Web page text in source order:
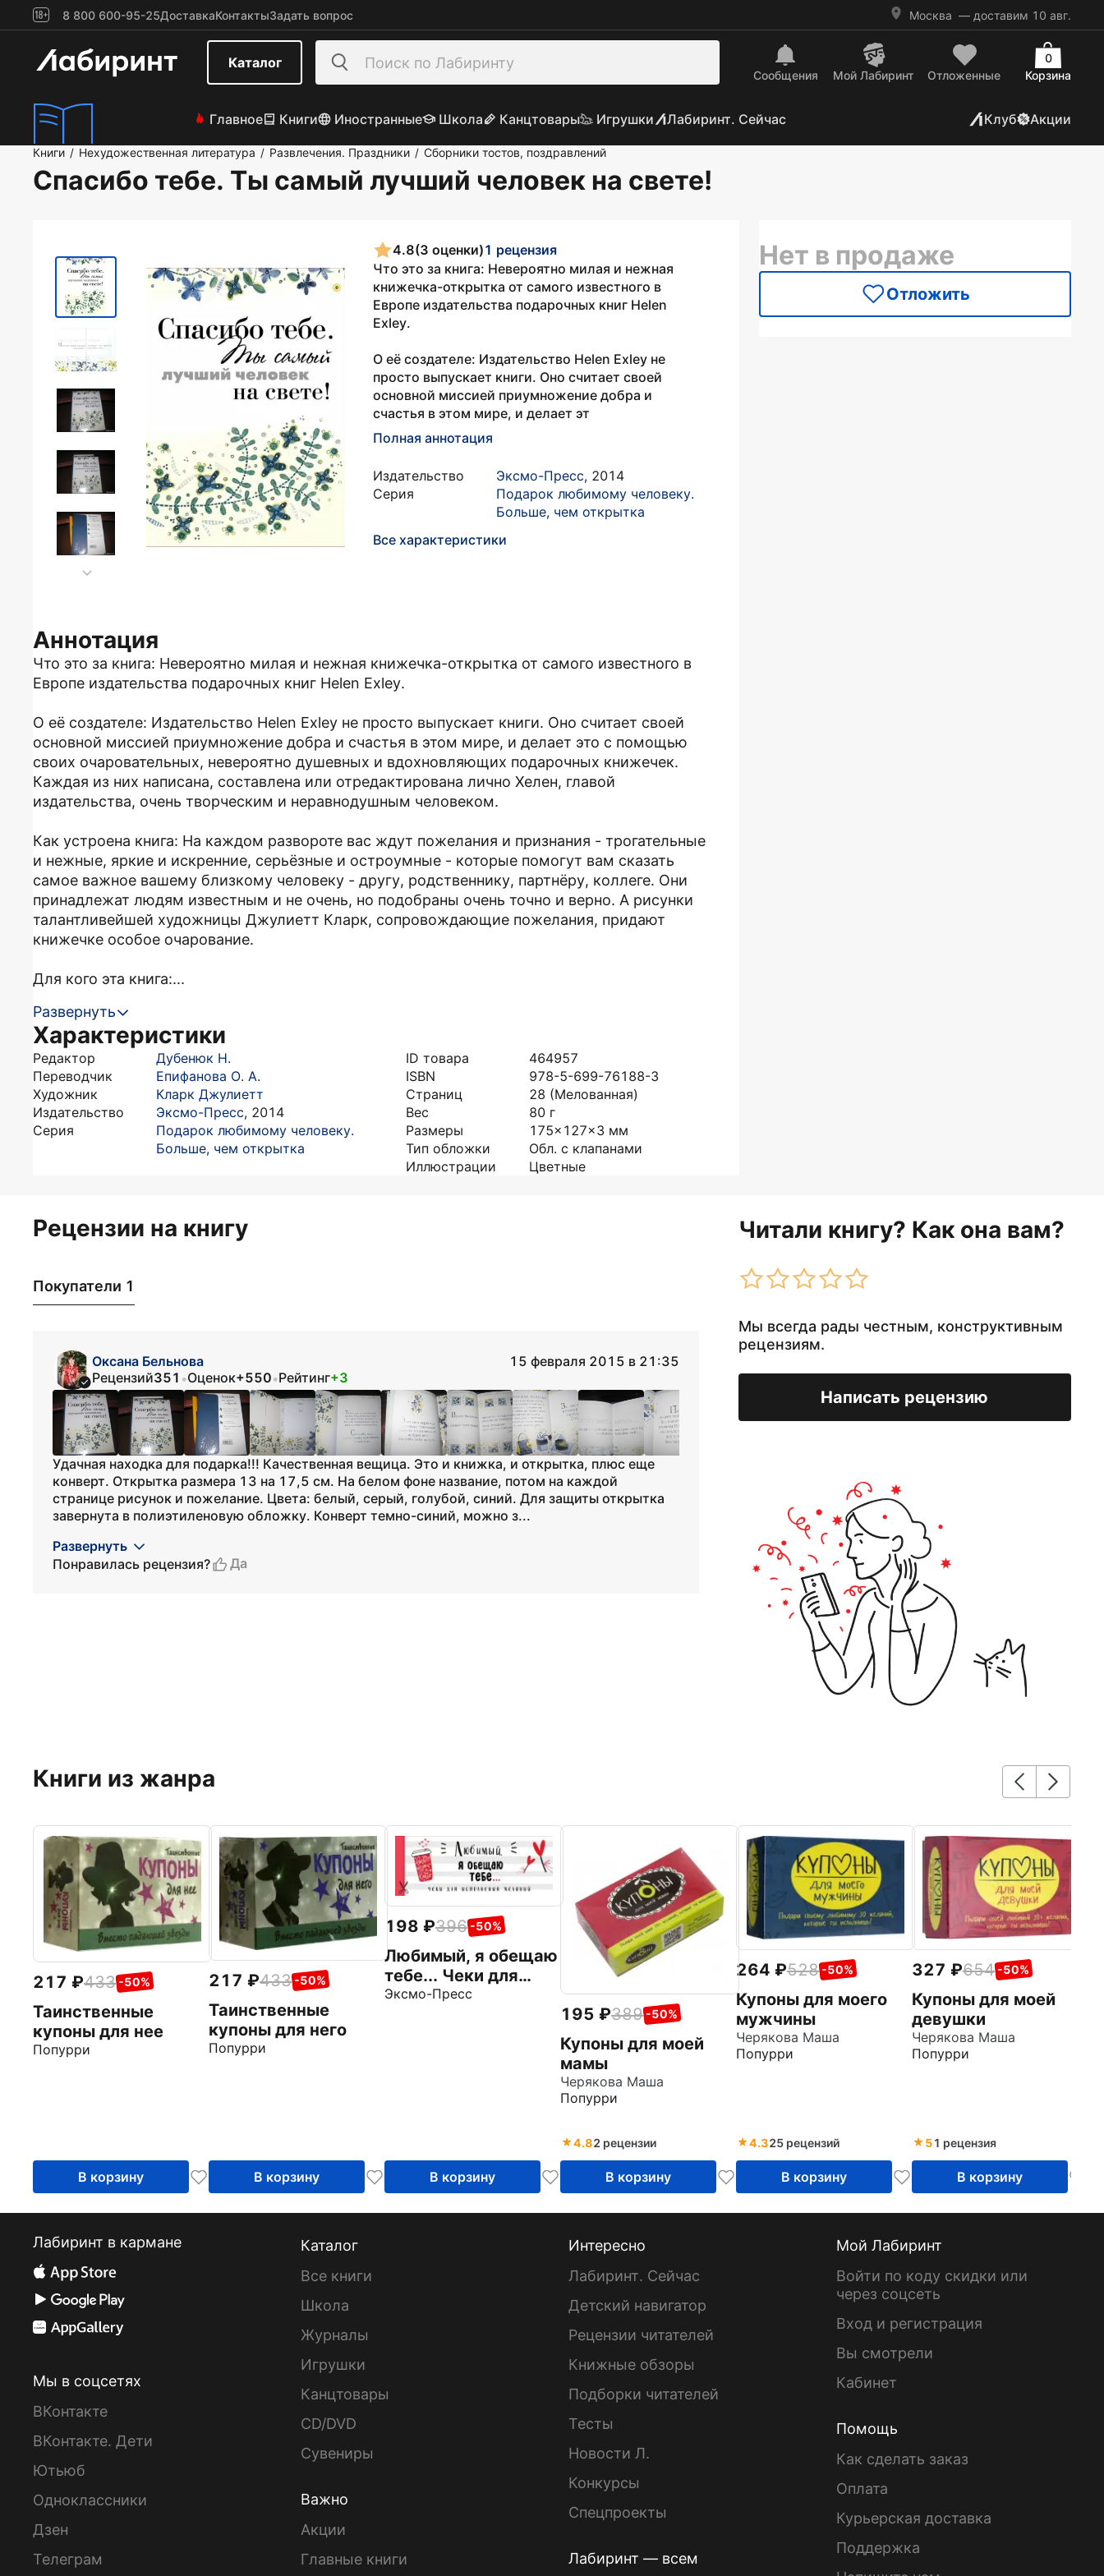
8 800 600-95-25ДоставкаКонтактыЗадать вопрос Москва — доставим 10 авг.
Каталог
Сообщения Mой Лабиринт Отложенные Корзина
0
Главное Книги Иностранные Школа Канцтовары Игрушки Лабиринт. Сейчас Клуб Акции
Книги / Нехудожественная литература / Развлечения. Праздники / Сборники тостов, поздравлений
Спасибо тебе. Ты самый лучший человек на свете!
4.8(3 оценки)1 рецензия
Что это за книга: Невероятно милая и нежная
книжечка-открытка от самого известного в
Европе издательства подарочных книг Helen
Exley.
О её создателе: Издательство Helen Exley не
просто выпускает книги. Оно считает своей
основной миссией приумножение добра и
счастья в этом мире, и делает эт
Полная аннотация
Издательство Эксмо-Пресс, 2014
Серия
Подарок любимому человеку.
Больше, чем открытка
Все характеристики
Аннотация
Что это за книга: Невероятно милая и нежная книжечка-открытка от самого известного в
Европе издательства подарочных книг Helen Exley.
О её создателе: Издательство Helen Exley не просто выпускает книги. Оно считает своей
основной миссией приумножение добра и счастья в этом мире, и делает это с помощью
своих очаровательных, невероятно душевных и вдохновляющих подарочных книжечек.
Каждая из них написана, составлена или отредактирована лично Хелен, главой
издательства, очень творческим и неравнодушным человеком.
Как устроена книга: На каждом развороте вас ждут пожелания и признания - трогательные
и нежные, яркие и искренние, серьёзные и остроумные - которые помогут вам сказать
самое важное вашему близкому человеку - другу, родственнику, партнёру, коллеге. Они
принадлежат людям известным и не очень, но подобраны очень точно и верно. А рисунки
талантливейшей художницы Джулиетт Кларк, сопровождающие пожелания, придают
книжечке особое очарование.
Для кого эта книга:...
Развернуть
Характеристики
Редактор
Дубенюк Н.
Переводчик
Епифанова О. А.
Художник
Кларк Джулиетт
Издательство
Эксмо-Пресс, 2014
Серия
Подарок любимому человеку.
Больше, чем открытка
ID товара
464957
ISBN
978-5-699-76188-3
Страниц
28 (Мелованная)
Вес
80 г
Размеры
175x127x3 мм
Тип обложки
Обл. с клапанами
Иллюстрации
Цветные
Нет в продаже
Отложить
Рецензии на книгу Читали книгу? Как она вам?
Мы всегда рады честным, конструктивным
рецензиям.
Написать рецензию
Покупатели 1
Оксана Бельнова
15 февраля 2015 в 21:35
Рецензий351 •Оценок+550•Рейтинг+3
Удачная находка для подарка!!! Качественная вещица. Это и книжка, и открытка, плюс еще
конверт. Открытка размера 13 на 17,5 см. На белом фоне название, потом на каждой
странице рисунок и пожелание. Цвета: белый, серый, голубой, синий. Для защиты открытка
завернута в полиэтиленовую обложку. Конверт темно-синий, можно з...
Развернуть
Понравилась рецензия?
Да
Книги из жанра
217 433 -50%
Таинственные
купоны для нее
Попурри
В корзину
217 433 -50%
Таинственные
купоны для него
Попурри
В корзину
198 396 -50%
Любимый, я обещаю
тебе... Чеки для
исполнения
Эксмо-Пресс
В корзину
195 389 -50%
Купоны для моей
мамы
Черякова Маша
Попурри
4.82 рецензии
В корзину
264 528 -50%
Купоны для моего
мужчины
Черякова Маша
Попурри
4.325 рецензий
В корзину
327 654 -50%
Купоны для моей
девушки
Черякова Маша
Попурри
51 рецензия
В корзину
Лабиринт в кармане
Мы в соцсетях
ВКонтакте
ВКонтакте. Дети
Ютьюб
Одноклассники
Дзен
Телеграм
Каталог
Все книги
Школа
Журналы
Игрушки
Канцтовары
CD/DVD
Сувениры
Важно
Акции
Главные книги
Интересно
Лабиринт. Сейчас
Детский навигатор
Рецензии читателей
Книжные обзоры
Подборки читателей
Тесты
Новости Л.
Конкурсы
Спецпроекты
Лабиринт — всем
Мой Лабиринт
Войти по коду скидки или
через соцсеть
Вход и регистрация
Вы смотрели
Кабинет
Помощь
Как сделать заказ
Оплата
Курьерская доставка
Поддержка